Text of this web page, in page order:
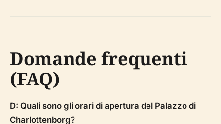
Domande frequenti
(FAQ)
D: Quali sono gli orari di apertura del Palazzo di
Charlottenborg?